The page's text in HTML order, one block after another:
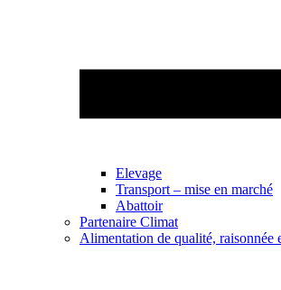
Elevage
Transport – mise en marché
Abattoir
Partenaire Climat
Alimentation de qualité, raisonnée